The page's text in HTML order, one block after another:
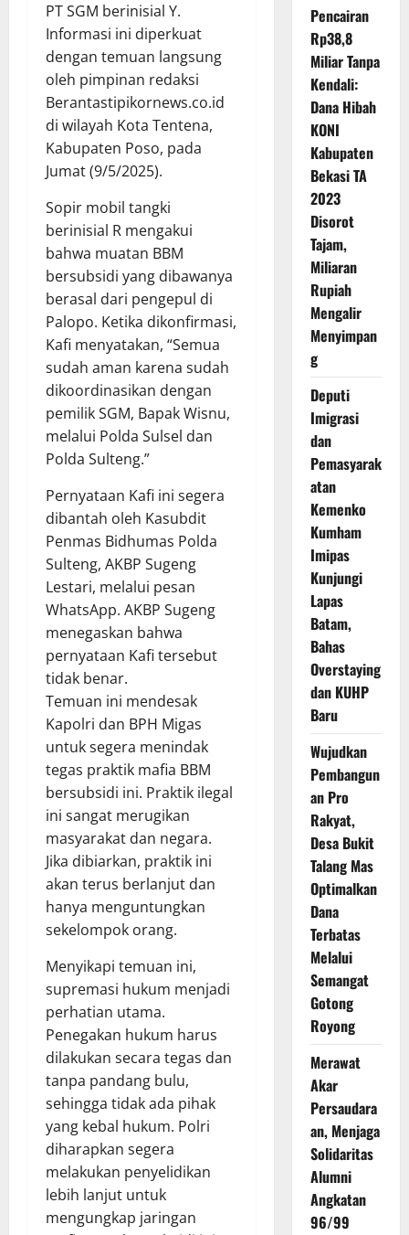
PT SGM berinisial Y.
Informasi ini diperkuat
dengan temuan langsung
oleh pimpinan redaksi
Berantastipikornews.co.id
di wilayah Kota Tentena,
Kabupaten Poso, pada
Jumat (9/5/2025).
Sopir mobil tangki
berinisial R mengakui
bahwa muatan BBM
bersubsidi yang dibawanya
berasal dari pengepul di
Palopo. Ketika dikonfirmasi,
Kafi menyatakan, “Semua
sudah aman karena sudah
dikoordinasikan dengan
pemilik SGM, Bapak Wisnu,
melalui Polda Sulsel dan
Polda Sulteng.”
Pernyataan Kafi ini segera
dibantah oleh Kasubdit
Penmas Bidhumas Polda
Sulteng, AKBP Sugeng
Lestari, melalui pesan
WhatsApp. AKBP Sugeng
menegaskan bahwa
pernyataan Kafi tersebut
tidak benar.
Temuan ini mendesak
Kapolri dan BPH Migas
untuk segera menindak
tegas praktik mafia BBM
bersubsidi ini. Praktik ilegal
ini sangat merugikan
masyarakat dan negara.
Jika dibiarkan, praktik ini
akan terus berlanjut dan
hanya menguntungkan
sekelompok orang.
Menyikapi temuan ini,
supremasi hukum menjadi
perhatian utama.
Penegakan hukum harus
dilakukan secara tegas dan
tanpa pandang bulu,
sehingga tidak ada pihak
yang kebal hukum. Polri
diharapkan segera
melakukan penyelidikan
lebih lanjut untuk
mengungkap jaringan
Pencairan
Rp38,8
Miliar Tanpa
Kendali:
Dana Hibah
KONI
Kabupaten
Bekasi TA
2023
Disorot
Tajam,
Miliaran
Rupiah
Mengalir
Menyimpan
g
Deputi
Imigrasi
dan
Pemasyarak
atan
Kemenko
Kumham
Imipas
Kunjungi
Lapas
Batam,
Bahas
Overstaying
dan KUHP
Baru
Wujudkan
Pembangun
an Pro
Rakyat,
Desa Bukit
Talang Mas
Optimalkan
Dana
Terbatas
Melalui
Semangat
Gotong
Royong
Merawat
Akar
Persaudara
an, Menjaga
Solidaritas
Alumni
Angkatan
96/99